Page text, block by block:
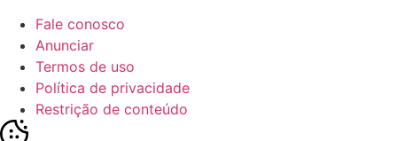
Fale conosco
Anunciar
Termos de uso
Política de privacidade
Restrição de conteúdo